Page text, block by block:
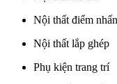
Nội thất điểm nhấn
Nội thất lắp ghép
Phụ kiện trang trí